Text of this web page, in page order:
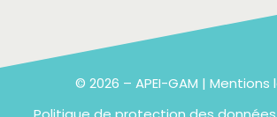
© 2026 – APEI-GAM | Mentions